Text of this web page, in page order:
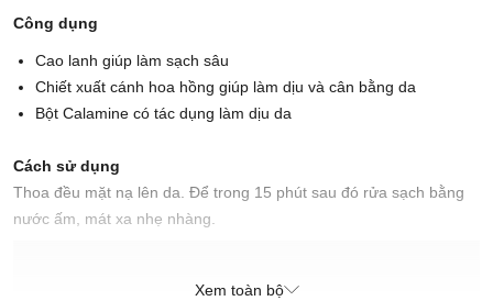
Công dụng
Cao lanh giúp làm sạch sâu
Chiết xuất cánh hoa hồng giúp làm dịu và cân bằng da
Bột Calamine có tác dụng làm dịu da
Cách sử dụng
Thoa đều mặt nạ lên da. Để trong 15 phút sau đó rửa sạch bằng
nước ấm, mát xa nhẹ nhàng.
Bảo quản trong tủ lạnh để đảm bảo độ tươi và tăng thêm cảm giác
Xem toàn bộ